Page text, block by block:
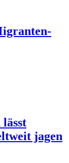
jagen